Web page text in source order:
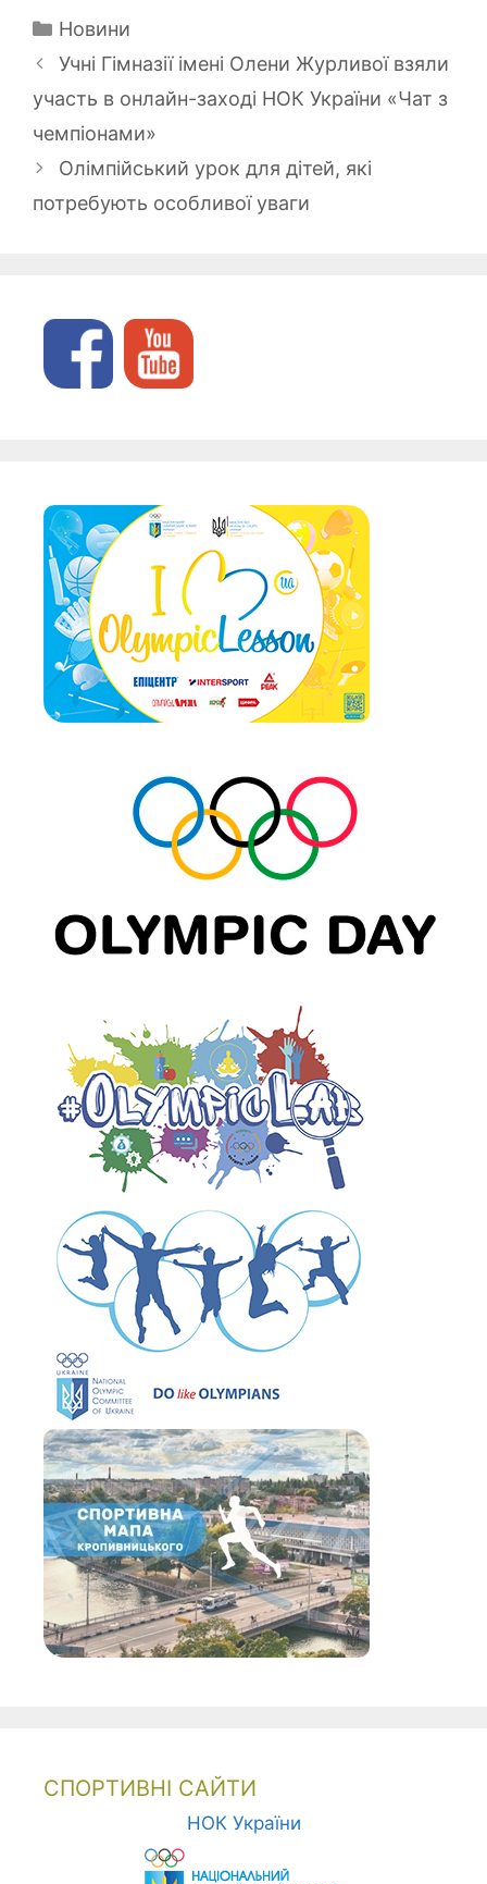
Категорії
Новини
Учні Гімназії імені Олени Журливої взяли
участь в онлайн-заході НОК України «Чат з
чемпіонами»
Олімпійський урок для дітей, які
потребують особливої уваги
СПОРТИВНІ САЙТИ
НОК України